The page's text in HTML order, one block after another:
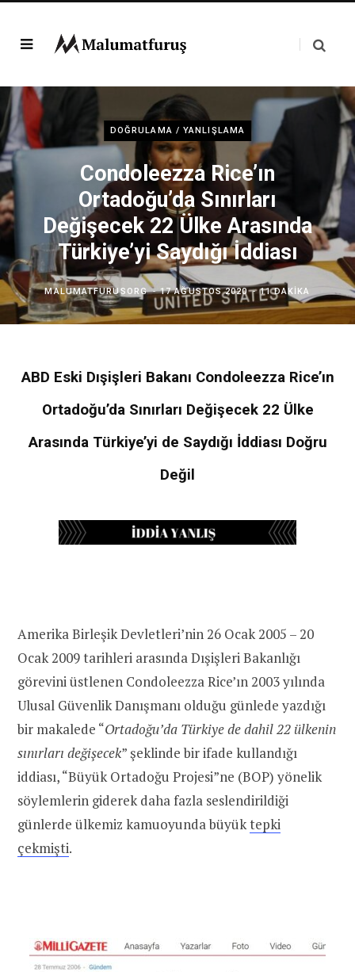
DOĞRULAMA / YANLIŞLAMA
Condoleezza Rice’ın
Ortadoğu’da Sınırları
Değişecek 22 Ülke Arasında
Türkiye’yi Saydığı İddiası
MALUMATFURUSORG 17 AĞUSTOS 2020 11 DAKIKA
ABD Eski Dışişleri Bakanı Condoleezza Rice’ın
Ortadoğu’da Sınırları Değişecek 22 Ülke
Arasında Türkiye’yi de Saydığı İddiası Doğru
Değil
Amerika Birleşik Devletleri’nin 26 Ocak 2005 – 20
Ocak 2009 tarihleri arasında Dışişleri Bakanlığı
görevini üstlenen Condoleezza Rice’ın 2003 yılında
Ulusal Güvenlik Danışmanı olduğu günlede yazdığı
bir makalede “Ortadoğu’da Türkiye de dahil 22 ülkenin
sınırları değişecek” şeklinde bir ifade kullandığı
iddiası, “Büyük Ortadoğu Projesi”ne (BOP) yönelik
söylemlerin giderek daha fazla seslendirildiği
günlerde ülkemiz kamuoyunda büyüktepki
çekmişti.